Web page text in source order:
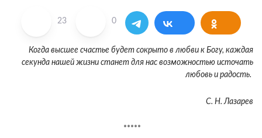
23 0
Когда высшее счастье будет сокрыто в любви к Богу, каждая
секунда нашей жизни станет для нас возможностью источать
любовь и радость.
С. Н. Лазарев
*****